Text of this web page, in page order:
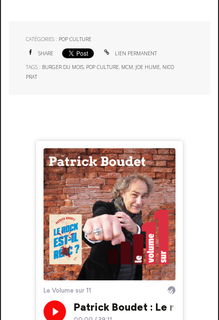
CATÉGORIES : POP CULTURE
SHARE LIEN PERMANENT
TAGS : BURGER DU MOIS, POP CULTURE, MCM, JOE HUME, NICO
PRAT